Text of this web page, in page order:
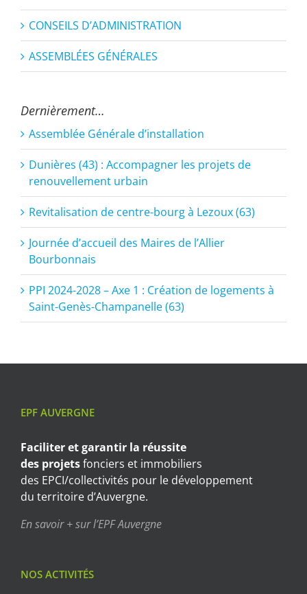
CONSEILS D’ADMINISTRATION
ASSEMBLÉES GÉNÉRALES
Dernièrement…
Assemblée Générale d’installation
Dunières (43) : Accompagner les projets de
renouvellement urbain
Revitalisation de centre-bourg à Lezoux (63)
Journée d’accueil des Maires de l’Allier
Bourbonnais
PPI 2024-2028 – Axe 1 : Création de logements à
Saint-Genès-Champanelle (63)
EPF AUVERGNE
Faciliter et garantir la réussite
des projetsfonciers et immobiliers
des EPCI/collectivités pour le développement
du territoire d’Auvergne.
En savoir + sur l’EPF Auvergne
NOS ACTIVITÉS